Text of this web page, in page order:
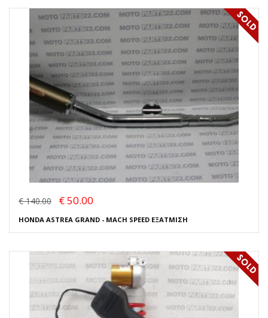
€ 140.00 € 50.00
HONDA ASTREA GRAND - MACH SPEED ΕΞΑΤΜΙΣΗ